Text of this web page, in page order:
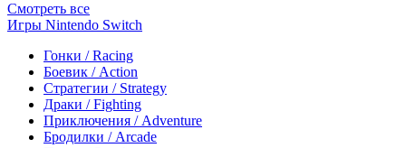
Смотреть все
Игры Nintendo Switch
Гонки / Racing
Боевик / Action
Стратегии / Strategy
Драки / Fighting
Приключения / Adventure
Бродилки / Arcade